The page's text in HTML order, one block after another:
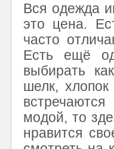
Вся одежда
это цена.
часто
Есть ещё
выбирать
шелк,
модой, то
нравится